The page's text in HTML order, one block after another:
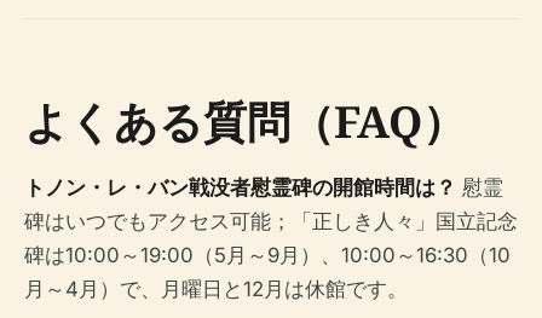
よくある質問（FAQ）
トノン・レ・バン戦没者慰霊碑の開館時間は？ 慰霊
碑はいつでもアクセス可能；「正しき人々」国立記念
碑は10:00～19:00（5月～9月）、10:00～16:30（10
月～4月）で、月曜日と12月は休館です。